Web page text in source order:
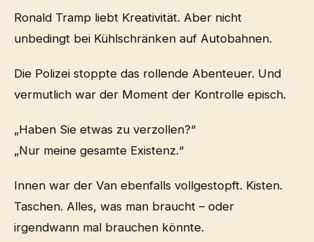
Ronald Tramp liebt Kreativität. Aber nicht
unbedingt bei Kühlschränken auf Autobahnen.
Die Polizei stoppte das rollende Abenteuer. Und
vermutlich war der Moment der Kontrolle episch.
„Haben Sie etwas zu verzollen?“
„Nur meine gesamte Existenz.“
Innen war der Van ebenfalls vollgestopft. Kisten.
Taschen. Alles, was man braucht – oder
irgendwann mal brauchen könnte.